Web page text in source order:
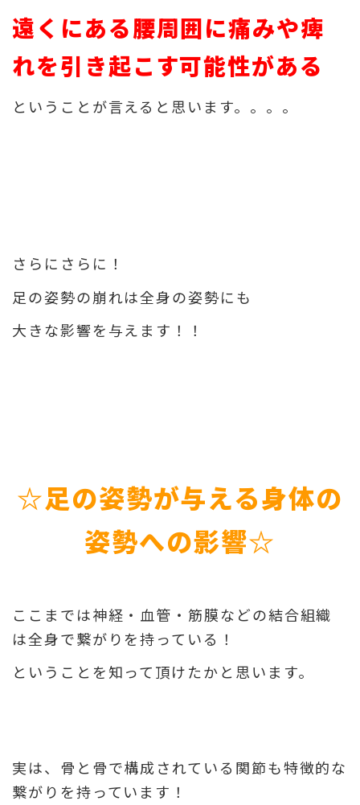
遠くにある腰周囲に痛みや痺
れを引き起こす可能性がある
ということが言えると思います。。。。
さらにさらに！
足の姿勢の崩れは全身の姿勢にも
大きな影響を与えます！！
☆足の姿勢が与える身体の
姿勢への影響☆
ここまでは神経・血管・筋膜などの結合組織
は全身で繋がりを持っている！
ということを知って頂けたかと思います。
実は、骨と骨で構成されている関節も特徴的な
繋がりを持っています！